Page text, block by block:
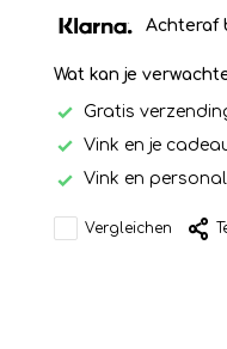
Achteraf
Wat kan je
Gratis
Vink en je
Vink en
Vergleichen